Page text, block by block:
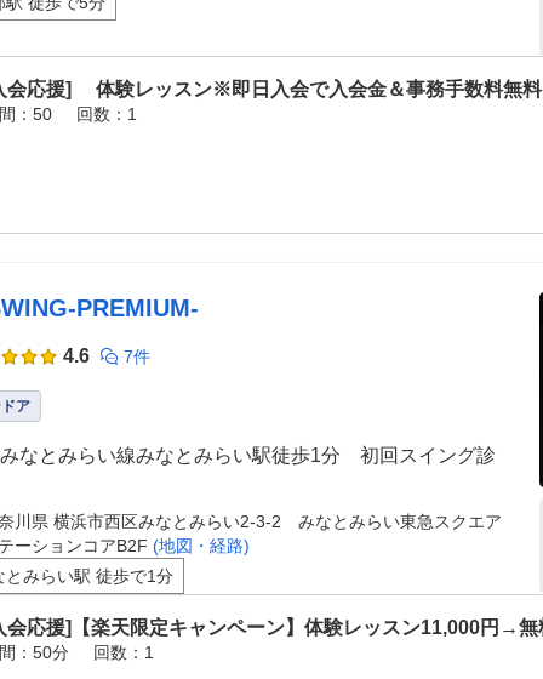
会応援] 体験レッスン※即日入会で入会金＆事務手数料無
：50 回数：1
4.6 7件
ア
なとみらい線みなとみらい駅徒歩1分 初回スイング診
川県 横浜市西区みなとみらい2-3-2 みなとみらい東急スクエア
ーションコアB2F (地図・経路)
とみらい駅 徒歩で1分
会応援]【楽天限定キャンペーン】体験レッスン11,000円→無
：50分 回数：1